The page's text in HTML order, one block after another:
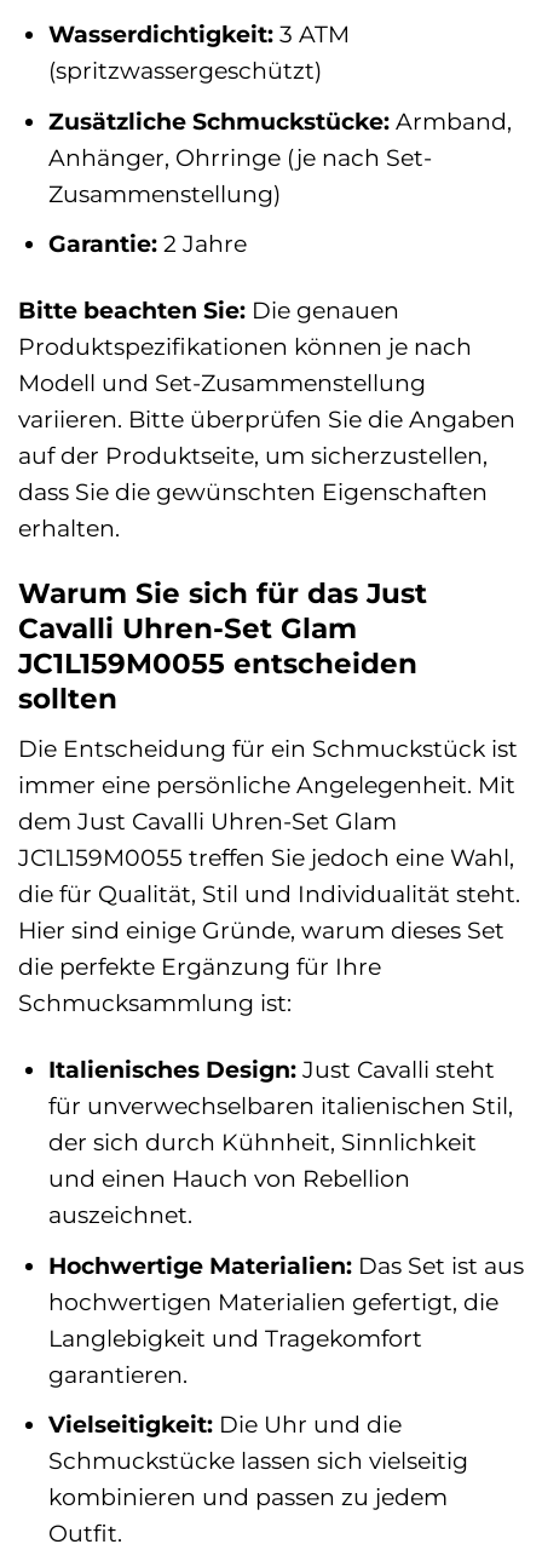
Wasserdichtigkeit:3 ATM
(spritzwassergeschützt)
Zusätzliche Schmuckstücke:Armband,
Anhänger, Ohrringe (je nach Set-
Zusammenstellung)
Garantie:2 Jahre
Bitte beachten Sie: Die genauen
Produktspezifikationen können je nach
Modell und Set-Zusammenstellung
variieren. Bitte überprüfen Sie die Angaben
auf der Produktseite, um sicherzustellen,
dass Sie die gewünschten Eigenschaften
erhalten.
Warum Sie sich für das Just
Cavalli Uhren-Set Glam
JC1L159M0055 entscheiden
sollten
Die Entscheidung für ein Schmuckstück ist
immer eine persönliche Angelegenheit. Mit
dem Just Cavalli Uhren-Set Glam
JC1L159M0055 treffen Sie jedoch eine Wahl,
die für Qualität, Stil und Individualität steht.
Hier sind einige Gründe, warum dieses Set
die perfekte Ergänzung für Ihre
Schmucksammlung ist:
Italienisches Design:Just Cavalli steht
für unverwechselbaren italienischen Stil,
der sich durch Kühnheit, Sinnlichkeit
und einen Hauch von Rebellion
auszeichnet.
Hochwertige Materialien:Das Set ist aus
hochwertigen Materialien gefertigt, die
Langlebigkeit und Tragekomfort
garantieren.
Vielseitigkeit:Die Uhr und die
Schmuckstücke lassen sich vielseitig
kombinieren und passen zu jedem
Outfit.